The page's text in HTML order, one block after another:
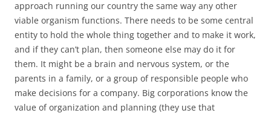
approach running our country the same way any other
viable organism functions. There needs to be some central
entity to hold the whole thing together and to make it work,
and if they can’t plan, then someone else may do it for
them. It might be a brain and nervous system, or the
parents in a family, or a group of responsible people who
make decisions for a company. Big corporations know the
value of organization and planning (they use that